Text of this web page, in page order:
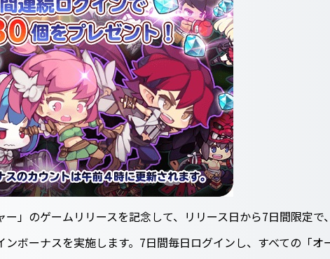
ー」のゲームリリースを記念して、リリース日から7日間限定
ンボーナスを実施します。7日間毎日ログインし、すべての「